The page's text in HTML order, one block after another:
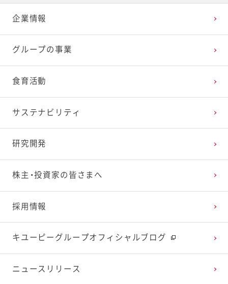
2025年4月
2025年3月
2025年2月
2025年1月
2024年5月
2024年4月
2024年3月
2024年2月
2023年6月
2023年5月
2023年4月
2023年3月
2022年7月
2022年6月
2022年5月
2022年4月
2021年8月
2021年7月
2021年6月
2021年5月
2020年9月
2020年8月
2020年7月
2020年6月
2019年10月
2019年9月
2019年8月
2019年7月
企業情報
グループの事業
食育活動
サステナビリティ
研究開発
株主・投資家の皆さまへ
採用情報
キユーピーグループオフィシャルブログ
ニュースリリース